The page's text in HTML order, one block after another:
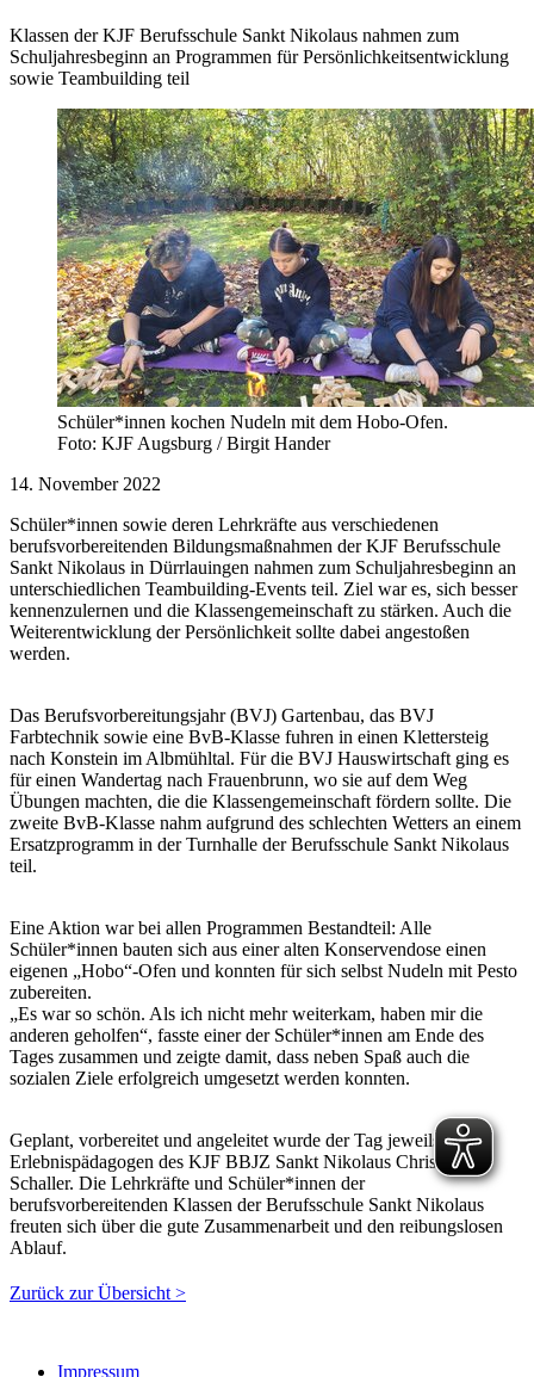
Klassen der KJF Berufsschule Sankt Nikolaus nahmen zum
Schuljahresbeginn an Programmen für Persönlichkeitsentwicklung
sowie Teambuilding teil
Schüler*innen kochen Nudeln mit dem Hobo-Ofen.
Foto: KJF Augsburg / Birgit Hander
14. November 2022
Schüler*innen sowie deren Lehrkräfte aus verschiedenen
berufsvorbereitenden Bildungsmaßnahmen der KJF Berufsschule
Sankt Nikolaus in Dürrlauingen nahmen zum Schuljahresbeginn an
unterschiedlichen Teambuilding-Events teil. Ziel war es, sich besser
kennenzulernen und die Klassengemeinschaft zu stärken. Auch die
Weiterentwicklung der Persönlichkeit sollte dabei angestoßen
werden.
Das Berufsvorbereitungsjahr (BVJ) Gartenbau, das BVJ
Farbtechnik sowie eine BvB-Klasse fuhren in einen Klettersteig
nach Konstein im Albmühltal. Für die BVJ Hauswirtschaft ging es
für einen Wandertag nach Frauenbrunn, wo sie auf dem Weg
Übungen machten, die die Klassengemeinschaft fördern sollte. Die
zweite BvB-Klasse nahm aufgrund des schlechten Wetters an einem
Ersatzprogramm in der Turnhalle der Berufsschule Sankt Nikolaus
teil.
Eine Aktion war bei allen Programmen Bestandteil: Alle
Schüler*innen bauten sich aus einer alten Konservendose einen
eigenen „Hobo“-Ofen und konnten für sich selbst Nudeln mit Pesto
zubereiten.
„Es war so schön. Als ich nicht mehr weiterkam, haben mir die
anderen geholfen“, fasste einer der Schüler*innen am Ende des
Tages zusammen und zeigte damit, dass neben Spaß auch die
sozialen Ziele erfolgreich umgesetzt werden konnten.
Geplant, vorbereitet und angeleitet wurde der Tag jeweils vom
Erlebnispädagogen des KJF BBJZ Sankt Nikolaus Christian
Schaller. Die Lehrkräfte und Schüler*innen der
berufsvorbereitenden Klassen der Berufsschule Sankt Nikolaus
freuten sich über die gute Zusammenarbeit und den reibungslosen
Ablauf.
Zurück zur Übersicht >
Impressum